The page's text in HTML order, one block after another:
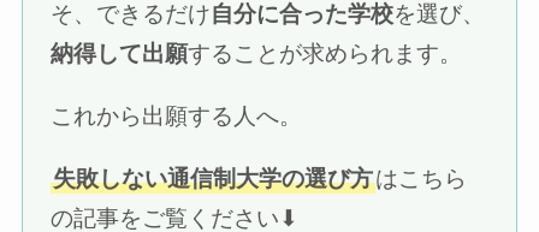
そ、できるだけ自分に合った学校を選び、
納得して出願することが求められます。
これから出願する人へ。
失敗しない通信制大学の選び方はこちら
の記事をご覧ください⬇︎